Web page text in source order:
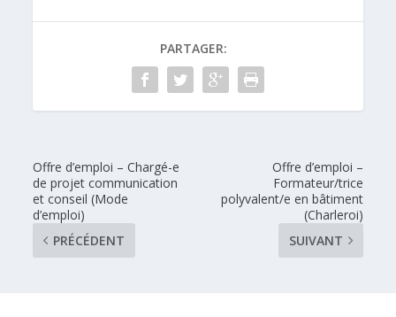
PARTAGER:
Offre d’emploi – Chargé-e
de projet communication
et conseil (Mode
d’emploi)
PRÉCÉDENT
Offre d’emploi –
Formateur/trice
polyvalent/e en bâtiment
(Charleroi)
SUIVANT